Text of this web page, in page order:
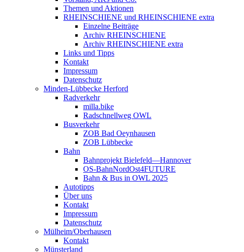
Themen und Aktionen
RHEINSCHIENE und RHEINSCHIENE extra
Einzelne Beiträge
Archiv RHEINSCHIENE
Archiv RHEINSCHIENE extra
Links und Tipps
Kontakt
Impressum
Datenschutz
Minden-Lübbecke Herford
Radverkehr
milla.bike
Radschnellweg OWL
Busverkehr
ZOB Bad Oeynhausen
ZOB Lübbecke
Bahn
Bahnprojekt Bielefeld—Hannover
OS-BahnNordOst4FUTURE
Bahn & Bus in OWL 2025
Autotipps
Über uns
Kontakt
Impressum
Datenschutz
Mülheim/Oberhausen
Kontakt
Münsterland